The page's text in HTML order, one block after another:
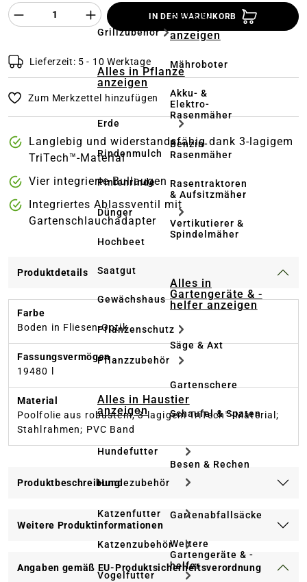
Grillzubehör
Alles in Pflanze
anzeigen
Erde
Rindenmulch
Pinienrinde
Dünger
Hochbeet
Saatgut
Gewächshaus
Pflanzenschutz
Pflanzzubehör
Alles in Haustier
anzeigen
Hundefutter
Hundezubehör
Katzenfutter
Katzenzubehör
Vogelfutter
Alles in
anzeigen
Mähroboter
Akku- &
Elektro-
Rasenmäher
Benzin-
Rasenmäher
Rasentraktoren
& Aufsitzmäher
Vertikutierer &
Spindelmäher
Alles in
Gartengeräte & -
helfer anzeigen
Säge & Axt
Gartenschere
Schaufel & Spaten
Besen & Rechen
Gartenabfallsäcke
Weitere
Gartengeräte & -
helfer
Produkt Anzahl des Produktes
IN DEN WARENKORB
Lieferzeit: 5 - 10 Werktage
Zum Merkzettel hinzufügen
Langlebig und widerstandsfähig dank 3-lagigem
TriTech™-Material
Vier integrierte Bullaugen
Integriertes Ablassventil mit
Gartenschlauchadapter
Produktdetails
Farbe
Boden in Fliesen-Optik
Fassungsvermögen
19480 l
Material
Poolfolie aus robustem, 3-lagigem TriTech™-Material;
Stahlrahmen; PVC Band
Produktbeschreibung
Weitere Produktinformationen
Angaben gemäß EU-Produktsicherheitsverordnung